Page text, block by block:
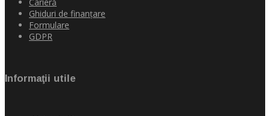
Ghiduri de finanţare
Formulare
GDPR
Informaţii utile